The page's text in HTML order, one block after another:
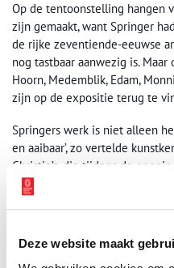
Deze website maakt
Op de tentoonstelling hangen
zijn gemaakt, want Springer
de rijke zeventiende-eeuwse
nog tastbaar aanwezig is.
Hoorn, Medemblik, Edam,
zijn op de expositie terug te
Springers werk is niet alleen
en aaibaar’, zo vertelde
Christie’s, die tijdens de
oplevende belangstelling
Krusemanexpositie in